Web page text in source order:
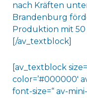
nach Kräften
Brandenburg
Produktion mit 50
[/av_textblock]
[av_textblock
color=’#000000′
font-size=“ av-